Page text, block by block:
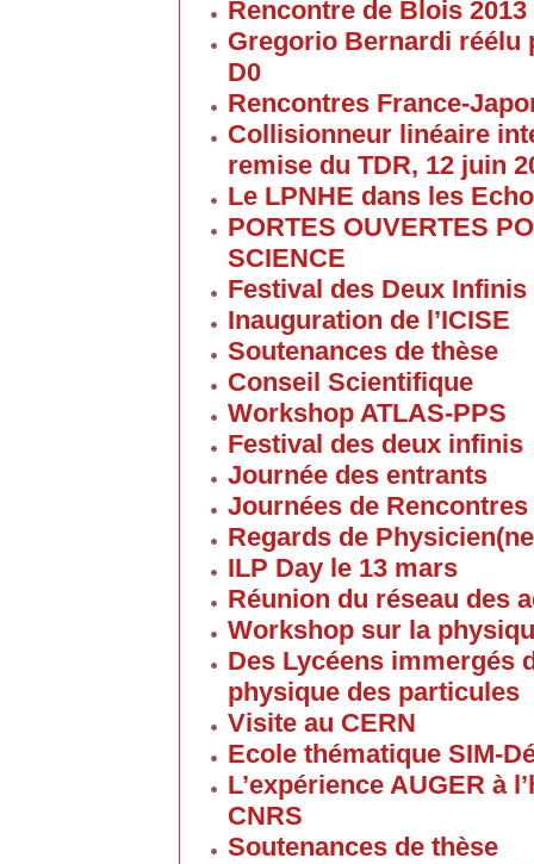
Rencontre de Blois 2013
Gregorio Bernardi réélu
D0
Rencontres France-
Collisionneur linéaire
remise du TDR, 12 juin
Le LPNHE dans les
PORTES OUVERTES
SCIENCE
Festival des Deux Infinis
Inauguration de l’ICISE
Soutenances de thèse
Conseil Scientifique
Workshop ATLAS-PPS
Festival des deux infinis
Journée des entrants
Journées de
Regards de
ILP Day le 13 mars
Réunion du réseau des
Workshop sur la
Des Lycéens immergés
physique des particules
Visite au CERN
Ecole thématique SIM-
L’expérience AUGER à
CNRS
Soutenances de thèse